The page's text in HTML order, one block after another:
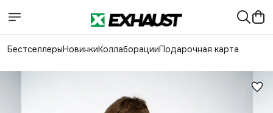
БестселлерыНовинкиКоллаборацииПодарочная карта